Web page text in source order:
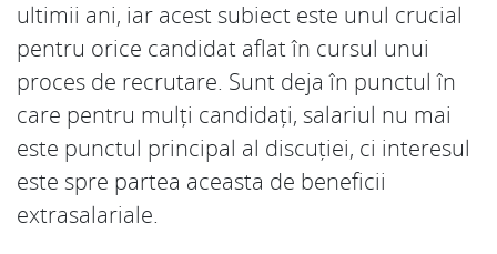
ultimii ani, iar acest subiect este unul crucial
pentru orice candidat aflat în cursul unui
proces de recrutare. Sunt deja în punctul în
care pentru mulți candidați, salariul nu mai
este punctul principal al discuției, ci interesul
este spre partea aceasta de beneficii
extrasalariale.